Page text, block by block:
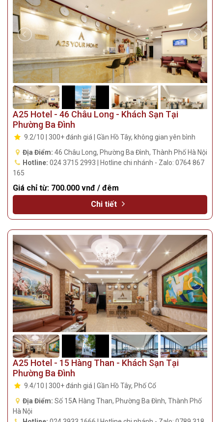
A25 Hotel - 46 Châu Long - Khách Sạn Tại
Phường Ba Đình
9.2/10 | 300+ đánh giá | Gần Hồ Tây, không gian yên bình
Địa Điểm: 46 Châu Long, Phường Ba Đình, Thành Phố Hà Nội
Hotline: 024 3715 2993 | Hotline chi nhánh - Zalo: 0764 867
165
Giá chỉ từ: 700.000 vnđ / đêm
Chi tiết
A25 Hotel - 15 Hàng Than - Khách Sạn Tại
Phường Ba Đình
9.4/10 | 300+ đánh giá | Gần Hồ Tây, Phố Cổ
Địa Điểm: Số 15A Hàng Than, Phường Ba Đình, Thành Phố
Hà Nội